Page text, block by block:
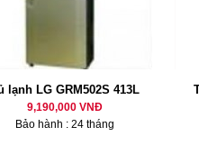
lạnh LG GRM502S 413L
9,190,000 VNĐ
Bảo hành : 24 tháng